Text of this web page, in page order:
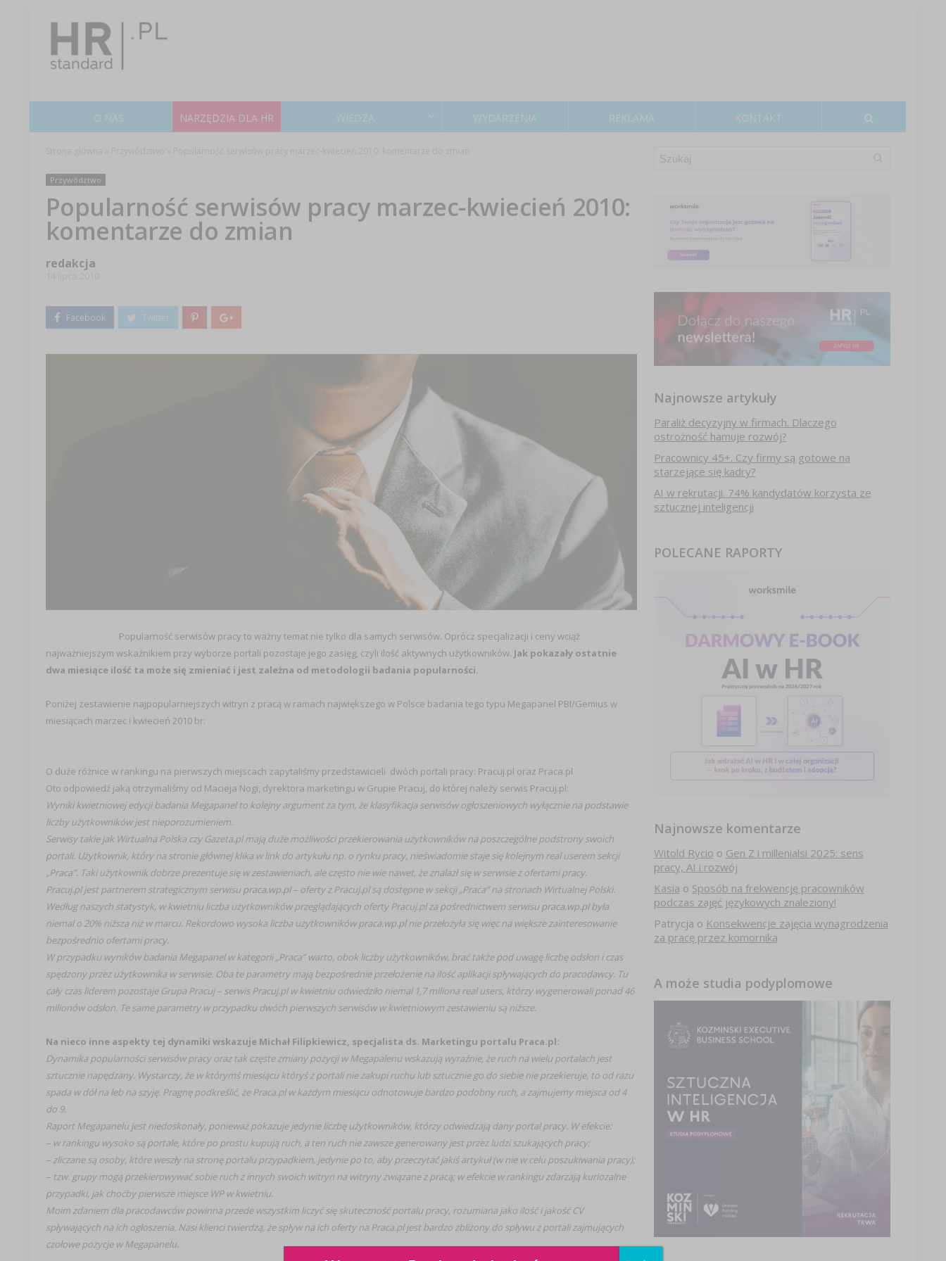
O NAS NARZĘDZIA DLA HR WIEDZA WYDARZENIA REKLAMA KONTAKT
Przywództwo
Popularność serwisów pracy marzec-kwiecień 2010:
komentarze do zmian
redakcja
Popularność serwisów pracy to ważny temat nie tylko dla samych serwisów. Oprócz specjalizacji i ceny wciąż
najważniejszym wskaźnikiem przy wyborze portali pozostaje jego zasięg, czyli ilość aktywnych użytkowników. Jak pokazały ostatnie
dwa miesiące ilość ta może się zmieniać i jest zależna od metodologii badania popularności.
Poniżej zestawienie najpopularniejszych witryn z pracą w ramach największego w Polsce badania tego typu Megapanel PBI/Gemius w
miesiącach marzec i kwiecień 2010 br:
O duże różnice w rankingu na pierwszych miejscach zapytaliśmy przedstawicieli dwóch portali pracy: Pracuj.pl oraz Praca.pl
Oto odpowiedź jaką otrzymaliśmy od Macieja Nogi, dyrektora marketingu w Grupie Pracuj, do której należy serwis Pracuj.pl:
Wyniki kwietniowej edycji badania Megapanel to kolejny argument za tym, że klasyfikacja serwisów ogłoszeniowych wyłącznie na podstawie
liczby użytkowników jest nieporozumieniem.
Serwisy takie jak Wirtualna Polska czy Gazeta.pl mają duże możliwości przekierowania użytkowników na poszczególne podstrony swoich
portali. Użytkownik, który na stronie głównej klika w link do artykułu np. o rynku pracy, nieświadomie staje się kolejnym real userem sekcji
„Praca”. Taki użytkownik dobrze prezentuje się w zestawieniach, ale często nie wie nawet, że znalazł się w serwisie z ofertami pracy.
Pracuj.pl jest partnerem strategicznym serwisu praca.wp.pl– oferty z Pracuj.pl są dostępne w sekcji „Praca” na stronach Wirtualnej Polski.
Według naszych statystyk, w kwietniu liczba użytkowników przeglądających oferty Pracuj.pl za pośrednictwem serwisu praca.wp.plbyła
niemal o 20% niższa niż w marcu. Rekordowo wysoka liczba użytkownikówpraca.wp.plnie przełożyła się więc na większe zainteresowanie
bezpośrednio ofertami pracy.
W przypadku wyników badania Megapanel w kategorii „Praca” warto, obok liczby użytkowników, brać także pod uwagę liczbę odsłon i czas
spędzony przez użytkownika w serwisie. Oba te parametry mają bezpośrednie przełożenie na ilość aplikacji spływających do pracodawcy. Tu
cały czas liderem pozostaje Grupa Pracuj – serwis Pracuj.pl w kwietniu odwiedziło niemal 1,7 miliona real users, którzy wygenerowali ponad 46
milionów odsłon. Te same parametry w przypadku dwóch pierwszych serwisów w kwietniowym zestawieniu są niższe.
Na nieco inne aspekty tej dynamiki wskazuje Michał Filipkiewicz, specjalista ds. Marketingu portalu Praca.pl:
Dynamika popularności serwisów pracy oraz tak częste zmiany pozycji w Megapalenu wskazują wyraźnie, że ruch na wielu portalach jest
sztucznie napędzany. Wystarczy, że w którymś miesiącu któryś z portali nie zakupi ruchu lub sztucznie go do siebie nie przekieruje, to od razu
spada w dół na łeb na szyję. Pragnę podkreślić, że Praca.pl w każdym miesiącu odnotowuje bardzo podobny ruch, a zajmujemy miejsca od 4
do 9.
Raport Megapanelu jest niedoskonały, ponieważ pokazuje jedynie liczbę użytkowników, którzy odwiedzają dany portal pracy. W efekcie:
– w rankingu wysoko są portale, które po prostu kupują ruch, a ten ruch nie zawsze generowany jest przez ludzi szukających pracy;
– zliczane są osoby, które weszły na stronę portalu przypadkiem, jedynie po to, aby przeczytać jakiś artykuł (w nie w celu poszukiwania pracy);
– tzw. grupy mogą przekierowywać sobie ruch z innych swoich witryn na witryny związane z pracą; w efekcie w rankingu zdarzają kuriozalne
przypadki, jak choćby pierwsze miejsce WP w kwietniu.
Moim zdaniem dla pracodawców powinna przede wszystkim liczyć się skuteczność portalu pracy, rozumiana jako ilość i jakość CV
spływających na ich ogłoszenia. Nasi klienci twierdzą, że spływ na ich oferty na Praca.pl jest bardzo zbliżony do spływu z portali zajmujących
czołowe pozycje w Megapanelu.
Najnowsze artykuły
Paraliż decyzyjny w firmach. Dlaczego
ostrożność hamuje rozwój?
Pracownicy 45+. Czy firmy są gotowe na
starzejące się kadry?
AI w rekrutacji. 74% kandydatów korzysta ze
sztucznej inteligencji
POLECANE RAPORTY
Najnowsze komentarze
Witold Rycio o Gen Z i millenialsi 2025: sens
pracy, AI i rozwój
Kasia o Sposób na frekwencję pracowników
podczas zajęć językowych znaleziony!
Patrycja o Konsekwencje zajęcia wynagrodzenia
za pracę przez komornika
A może studia podyplomowe